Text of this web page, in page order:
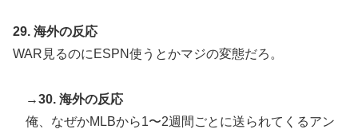
29. 海外の反応
WAR見るのにESPN使うとかマジの変態だろ。
→30. 海外の反応
俺、なぜかMLBから1〜2週間ごとに送られてくるアン